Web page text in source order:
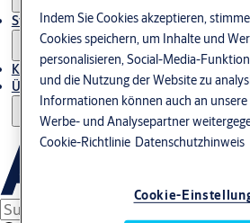
Stories
Kontakt
Über uns
Indem Sie Cookies akzeptieren,
Cookies speichern, um Inhalte und
personalisieren, Social-Media-
und die Nutzung der Website zu
Informationen können auch an unsere
Werbe- und Analysepartner
Cookie-Richtlinie Datenschutzhinweis
Cookie-